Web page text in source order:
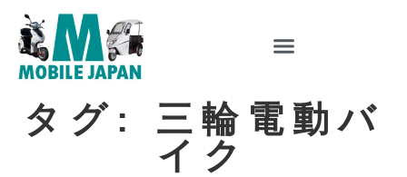
タグ: 三輪電動バ
イク